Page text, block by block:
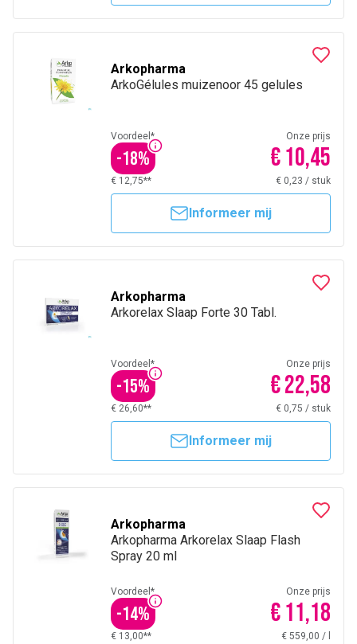
Arkopharma
ArkoGélules muizenoor 45 gelules
Voordeel*
-18%
Onze prijs
€ 10,45
€ 12,75** € 0,23 / stuk
Informeer mij
Arkopharma
Arkorelax Slaap Forte 30 Tabl.
Voordeel*
-15%
Onze prijs
€ 22,58
€ 26,60** € 0,75 / stuk
Informeer mij
Arkopharma
Arkopharma Arkorelax Slaap Flash
Spray 20 ml
Voordeel*
-14%
Onze prijs
€ 11,18
€ 13,00** € 559,00 /